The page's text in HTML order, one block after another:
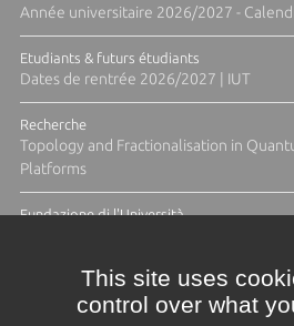
Année universitaire 2026/2027 -
Etudiants & futurs étudiants
Dates de rentrée 2026/2027 | IUT
Recherche
Topology and Fractionalisation in
Platforms
Fundazione di l'Università
This site uses
control over what